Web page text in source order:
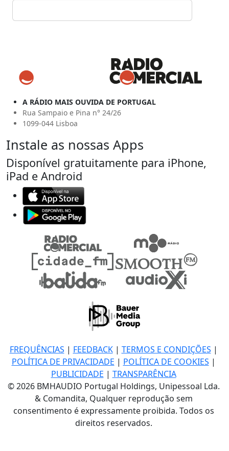
A RÁDIO MAIS OUVIDA DE PORTUGAL
Rua Sampaio e Pina n° 24/26
1099-044 Lisboa
Instale as nossas Apps
Disponível gratuitamente para iPhone,
iPad e Android
FREQUÊNCIAS | FEEDBACK| TERMOS E CONDIÇÕES |
POLÍTICA DE PRIVACIDADE | POLÍTICA DE COOKIES |
PUBLICIDADE | TRANSPARÊNCIA
© 2026 BMHAUDIO Portugal Holdings, Unipessoal Lda.
& Comandita, Qualquer reprodução sem
consentimento é expressamente proibida. Todos os
direitos reservados.